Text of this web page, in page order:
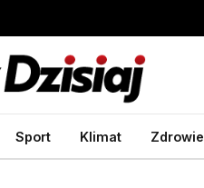
Sport Klimat Zdrowie